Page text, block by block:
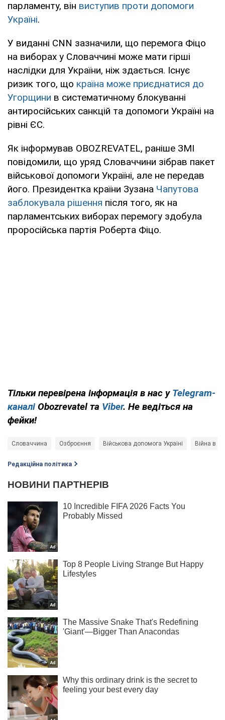
парламенту, він виступив проти допомоги
Україні.
У виданні CNN зазначили, що перемога Фіцо
на виборах у Словаччині може мати гірші
наслідки для України, ніж здається. Існує
ризик того, що країна може приєднатися до
Угорщини в систематичному блокуванні
антиросійських санкцій та допомоги Україні на
рівні ЄС.
Як інформував OBOZREVATEL, раніше ЗМІ
повідомили, що уряд Словаччини зібрав пакет
військової допомоги Україні, але не передав
його. Президентка країни Зузана Чапутова
заблокувала рішення після того, як на
парламентських виборах перемогу здобула
проросійська партія Роберта Фіцо.
Тільки перевірена інформація в нас у Telegram-
каналі Obozrevatel та Viber. Не ведіться на
фейки!
Словаччина Озброєння Військова допомога Україні Війна в
Редакційна політика